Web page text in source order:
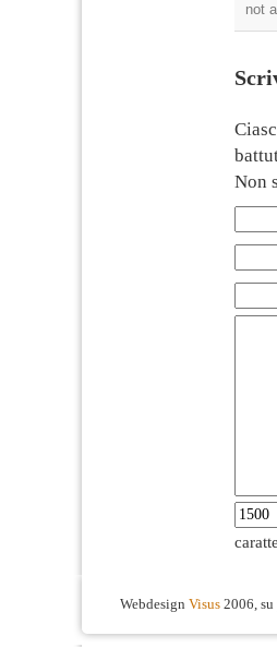
not
Non
Webdesign Visus 2006,